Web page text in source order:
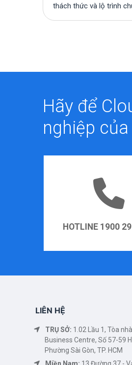
thách thức và lộ trình
Hãy để
nghiệp của
HOTLINE 1900
LIÊN HỆ
TRỤ SỞ: 1.02 Lầu 1, Tòa
Business Centre, Số 57-59
Phường Sài Gòn, TP. HCM